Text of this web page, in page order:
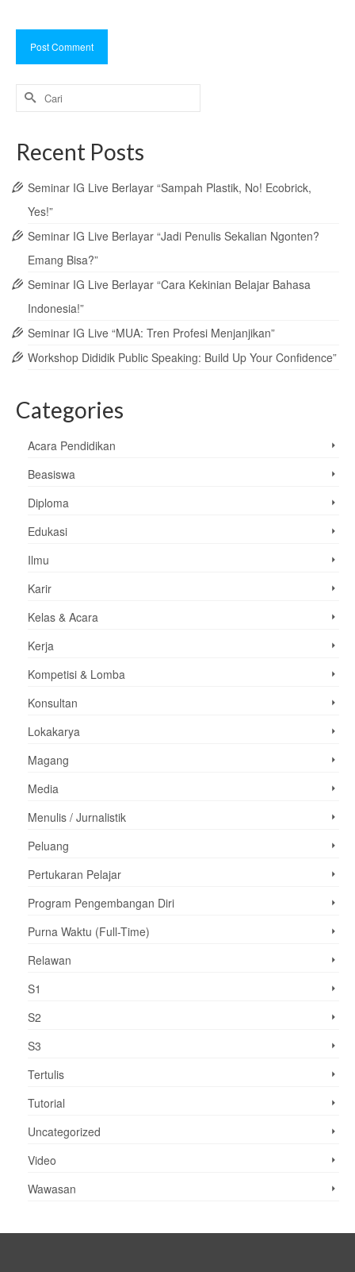
Search
for:
Recent Posts
Seminar IG Live Berlayar “Sampah Plastik, No! Ecobrick,
Yes!”
Seminar IG Live Berlayar “Jadi Penulis Sekalian Ngonten?
Emang Bisa?”
Seminar IG Live Berlayar “Cara Kekinian Belajar Bahasa
Indonesia!”
Seminar IG Live “MUA: Tren Profesi Menjanjikan”
Workshop Dididik Public Speaking: Build Up Your Confidence”
Categories
Acara Pendidikan
Beasiswa
Diploma
Edukasi
Ilmu
Karir
Kelas & Acara
Kerja
Kompetisi & Lomba
Konsultan
Lokakarya
Magang
Media
Menulis / Jurnalistik
Peluang
Pertukaran Pelajar
Program Pengembangan Diri
Purna Waktu (Full-Time)
Relawan
S1
S2
S3
Tertulis
Tutorial
Uncategorized
Video
Wawasan